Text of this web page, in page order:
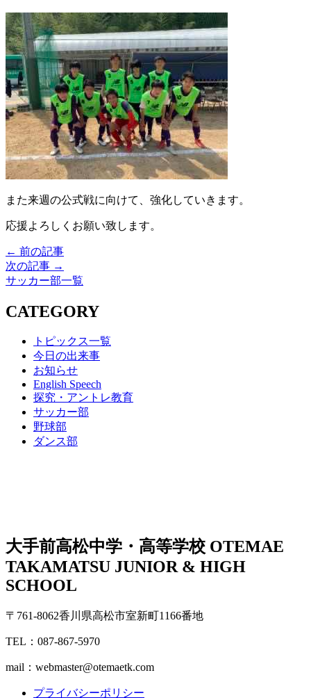
また来週の公式戦に向けて、強化していきます。
応援よろしくお願い致します。
← 前の記事
次の記事 →
サッカー部一覧
CATEGORY
トピックス一覧
今日の出来事
お知らせ
English Speech
探究・アントレ教育
サッカー部
野球部
ダンス部
大手前高松中学・高等学校 OTEMAE
TAKAMATSU JUNIOR & HIGH
SCHOOL
〒761-8062香川県高松市室新町1166番地
TEL：087-867-5970
mail：webmaster@otemaetk.com
プライバシーポリシー